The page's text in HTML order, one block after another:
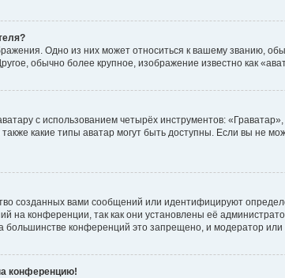
Одно из них может относиться к вашему званию,
обычно более крупное, изображение известно как
с использованием четырёх инструментов:
какие типы аватар могут быть доступны. Если вы не
созданных вами сообщений или идентифицируют
на конференции, так как они установлены её
большинстве конференций это запрещено, и модератор
конференцию!